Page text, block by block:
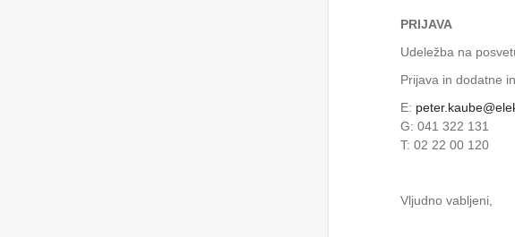
PRIJAVA
Udeležba na
Prijava in dodatne
E:
G: 041 322 131
T: 02 22 00 120
Vljudno vabljeni,